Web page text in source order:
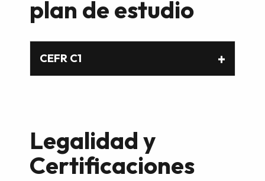
plan de estudio
CEFR C1
Legalidad y
Certificaciones